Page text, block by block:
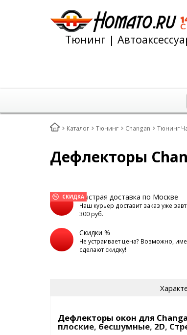
Тюнинг |
Каталог Тюнинг Changan Тюнинг
Дефлекторы
СКИДКАБыстрая доставка по Москве
Наш курьер доставит заказ уже
300 руб.
Скидки %
Не устраивает цена? Возможно,
сделают скидку!
Дефлекторы окон для
плоские, бесшумные, 2D,